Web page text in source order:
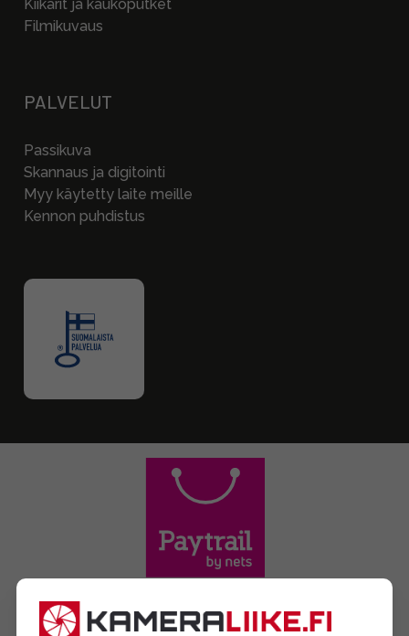
Kiikarit ja kaukoputket
Filmikuvaus
PALVELUT
Passikuva
Skannaus ja digitointi
Myy käytetty laite meille
Kennon puhdistus